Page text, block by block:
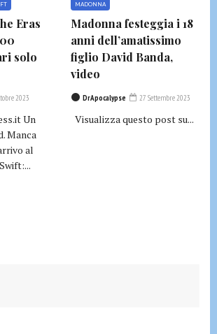
Eras
solo
2023
Un
Manca
al
MADONNA
Madonna festeggia i 18
anni dell’amatissimo
figlio David Banda,
video
DrApocalypse 27 Settembre 2023
Visualizza questo post su...